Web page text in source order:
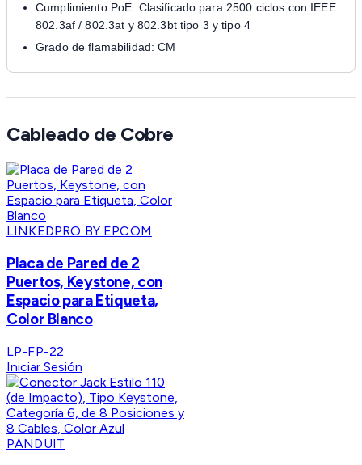
Cumplimiento PoE: Clasificado para 2500 ciclos con IEEE
802.3af / 802.3at y 802.3bt tipo 3 y tipo 4
Grado de flamabilidad: CM
Cableado de Cobre
LINKEDPRO BY EPCOM
Placa de Pared de 2
Puertos, Keystone, con
Espacio para Etiqueta,
Color Blanco
LP-FP-22
Iniciar Sesión
PANDUIT